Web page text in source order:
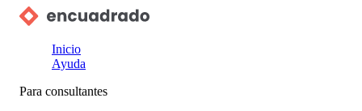
Inicio
Ayuda
Para consultantes